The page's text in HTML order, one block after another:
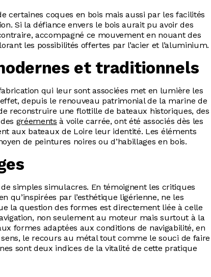
certaines coques en bois mais aussi par les facilités
Si la défiance envers le bois aurait pu avoir des
accompagné ce mouvement en nouant des
les possibilités offertes par l’acier et l’aluminium.
et traditionnels
qui leur sont associées met en lumière les
depuis le renouveau patrimonial de la marine de
reconstruire une flottille de bateaux historiques, des
gréements à voile carrée, ont été associés dès les
aux bateaux de Loire leur identité. Les éléments
de peintures noires ou d’habillages en bois.
simples simulacres. En témoignent les critiques
qu’inspirées par l’esthétique ligérienne, ne les
la question des formes est directement liée à celle
non seulement au moteur mais surtout à la
formes adaptées aux conditions de navigabilité, en
le recours au métal tout comme le souci de faire
sont deux indices de la vitalité de cette pratique